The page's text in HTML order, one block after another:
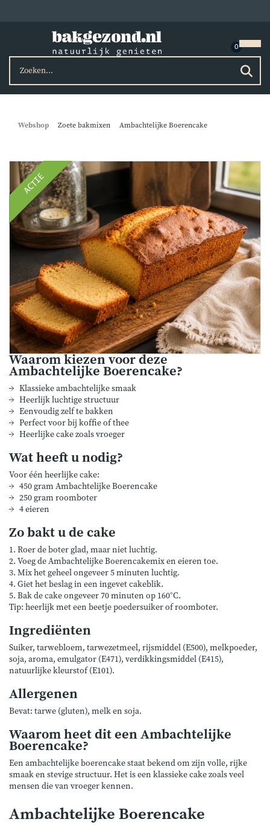
Webshop Zoete bakmixen Ambachtelijke Boerencake
ACTIE
Waarom kiezen voor deze
Ambachtelijke Boerencake?
Klassieke ambachtelijke smaak
Heerlijk luchtige structuur
Eenvoudig zelf te bakken
Perfect voor bij koffie of thee
Heerlijke cake zoals vroeger
Wat heeft u nodig?
Voor één heerlijke cake:
450 gram Ambachtelijke Boerencake
250 gram roomboter
4 eieren
Zo bakt u de cake
1. Roer de boter glad, maar niet luchtig.
2. Voeg de Ambachtelijke Boerencakemix en eieren toe.
3. Mix het geheel ongeveer 5 minuten luchtig.
4. Giet het beslag in een ingevet cakeblik.
5. Bak de cake ongeveer 70 minuten op 160°C.
Tip: heerlijk met een beetje poedersuiker of roomboter.
Ingrediënten
Suiker, tarwebloem, tarwezetmeel, rijsmiddel (E500), melkpoeder,
soja, aroma, emulgator (E471), verdikkingsmiddel (E415),
natuurlijke kleurstof (E101).
Allergenen
Bevat: tarwe (gluten), melk en soja.
Waarom heet dit een Ambachtelijke
Boerencake?
Een ambachtelijke boerencake staat bekend om zijn volle, rijke
smaak en stevige structuur. Het is een klassieke cake zoals veel
mensen die van vroeger kennen.
Ambachtelijke Boerencake